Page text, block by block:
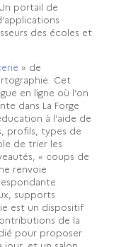
portail de
des écoles et
» de
Cet
en ligne où l’on
dans La Forge
à l’aide de
profils, types de
de trier les
« coups de
renvoie
supports
est un dispositif
de la
pour proposer